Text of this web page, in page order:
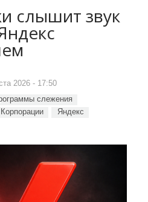
слышит звук
2026 - 17:50
слежения
Корпорации Яндекс